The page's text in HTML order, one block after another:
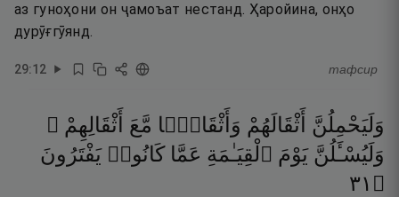
аз гуноҳони он ҷамоъат нестанд. Ҳаройина, онҳо
дурӯғгӯянд.
29:12 тафсир
وَلَيَحْمِلُنَّ أَثْقَالَهُمْ وَأَثْقَالًۭا مَّعَ أَثْقَالِهِمْ ۖ
وَلَيُسْـَٔلُنَّ يَوْمَ ٱلْقِيَـٰمَةِ عَمَّا كَانُوا۟ يَفْتَرُونَ
۝ ١٣